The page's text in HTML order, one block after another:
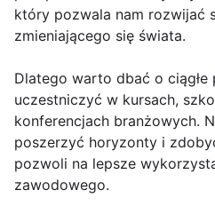
który pozwala nam rozwijać
zmieniającego się świata.
Dlatego warto dbać o
uczestniczyć w kursach,
konferencjach branżowych.
poszerzyć horyzonty i
pozwoli na lepsze
zawodowego.